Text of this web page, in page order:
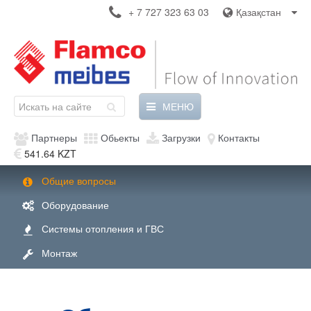
Қазақстан
+ 7 727 323 63 03
МЕНЮ
Партнеры Обьекты Загрузки
Контакты
541.64 KZT
Общие вопросы
Оборудование
Системы отопления и ГВС
Монтаж